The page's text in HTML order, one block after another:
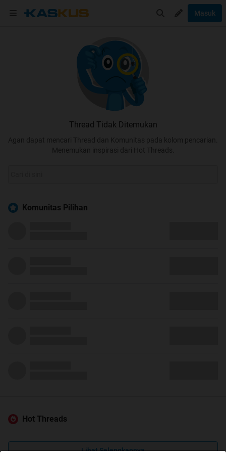
Masuk
Thread Tidak Ditemukan
Agan dapat mencari Thread dan Komunitas pada kolom pencarian.
Menemukan inspirasi dari Hot Threads.
Komunitas Pilihan
Hot Threads
Lihat Selengkapnya